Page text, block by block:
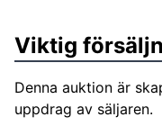
Viktig
Denna auktion är
uppdrag av säljaren.